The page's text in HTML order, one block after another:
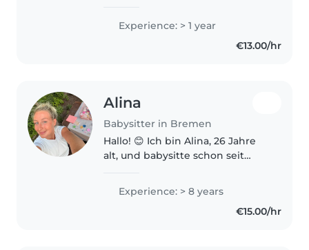
Schule möchte ich mir gerne
etwas dazuverdienen und biete
Experience: > 1 year
€13.00/hr
Alina
Babysitter in Bremen
Hallo! 😊 Ich bin Alina, 26 Jahre
alt, und babysitte schon seit
Mensch und liebe es, mit
Kindern zu basteln, zu malen..
Experience: > 8 years
€15.00/hr